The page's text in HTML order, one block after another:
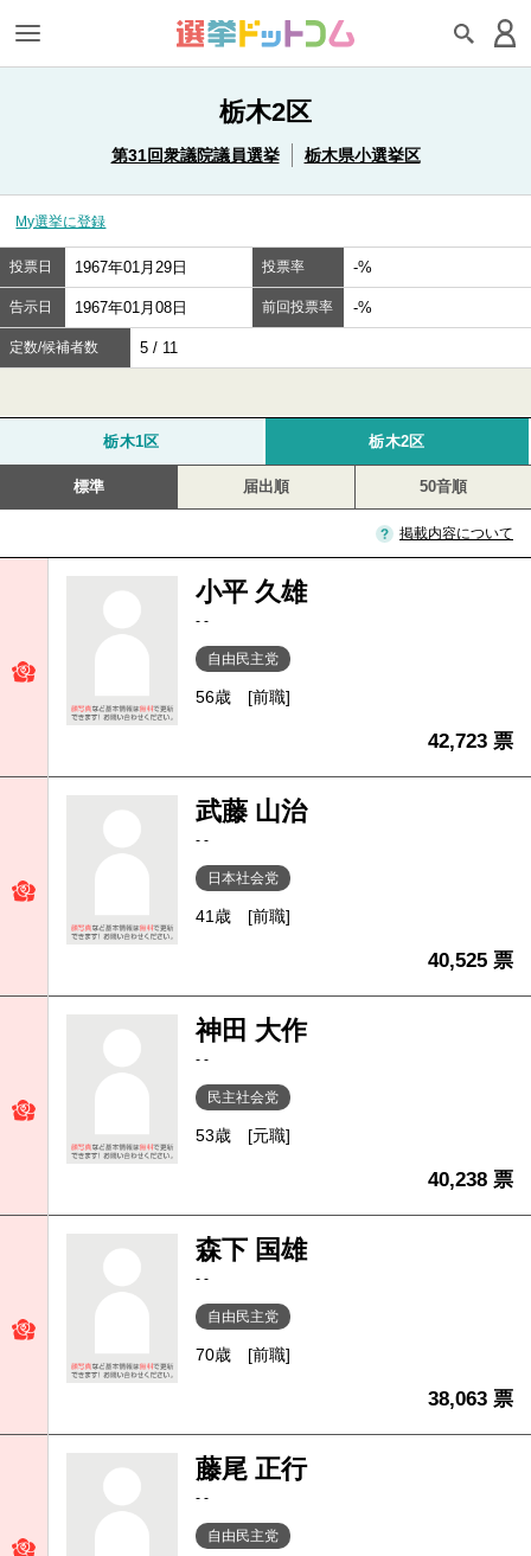
栃木2区
第31回衆議院議員選挙 栃木県小選挙区
My選挙に登録
投票日 1967年01月29日 投票率 -%
告示日 1967年01月08日 前回投票率 -%
定数/候補者数 5 / 11
栃木1区 栃木2区
標準 届出順 50音順
掲載内容について
小平 久雄
- -
自由民主党
56歳 [前職]
42,723 票
武藤 山治
- -
日本社会党
41歳 [前職]
40,525 票
神田 大作
- -
民主社会党
53歳 [元職]
40,238 票
森下 国雄
- -
自由民主党
70歳 [前職]
38,063 票
藤尾 正行
- -
自由民主党